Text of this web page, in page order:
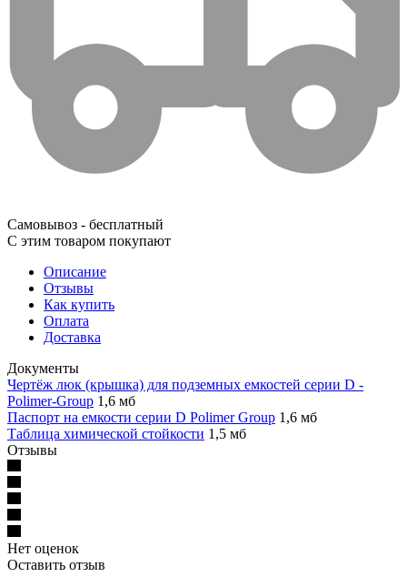
Самовывоз - бесплатный
С этим товаром покупают
Описание
Отзывы
Как купить
Оплата
Доставка
Документы
Чертёж люк (крышка) для подземных емкостей серии D -
Polimer-Group 1,6 мб
Паспорт на емкости серии D Polimer Group 1,6 мб
Таблица химической стойкости 1,5 мб
Отзывы
Нет оценок
Оставить отзыв